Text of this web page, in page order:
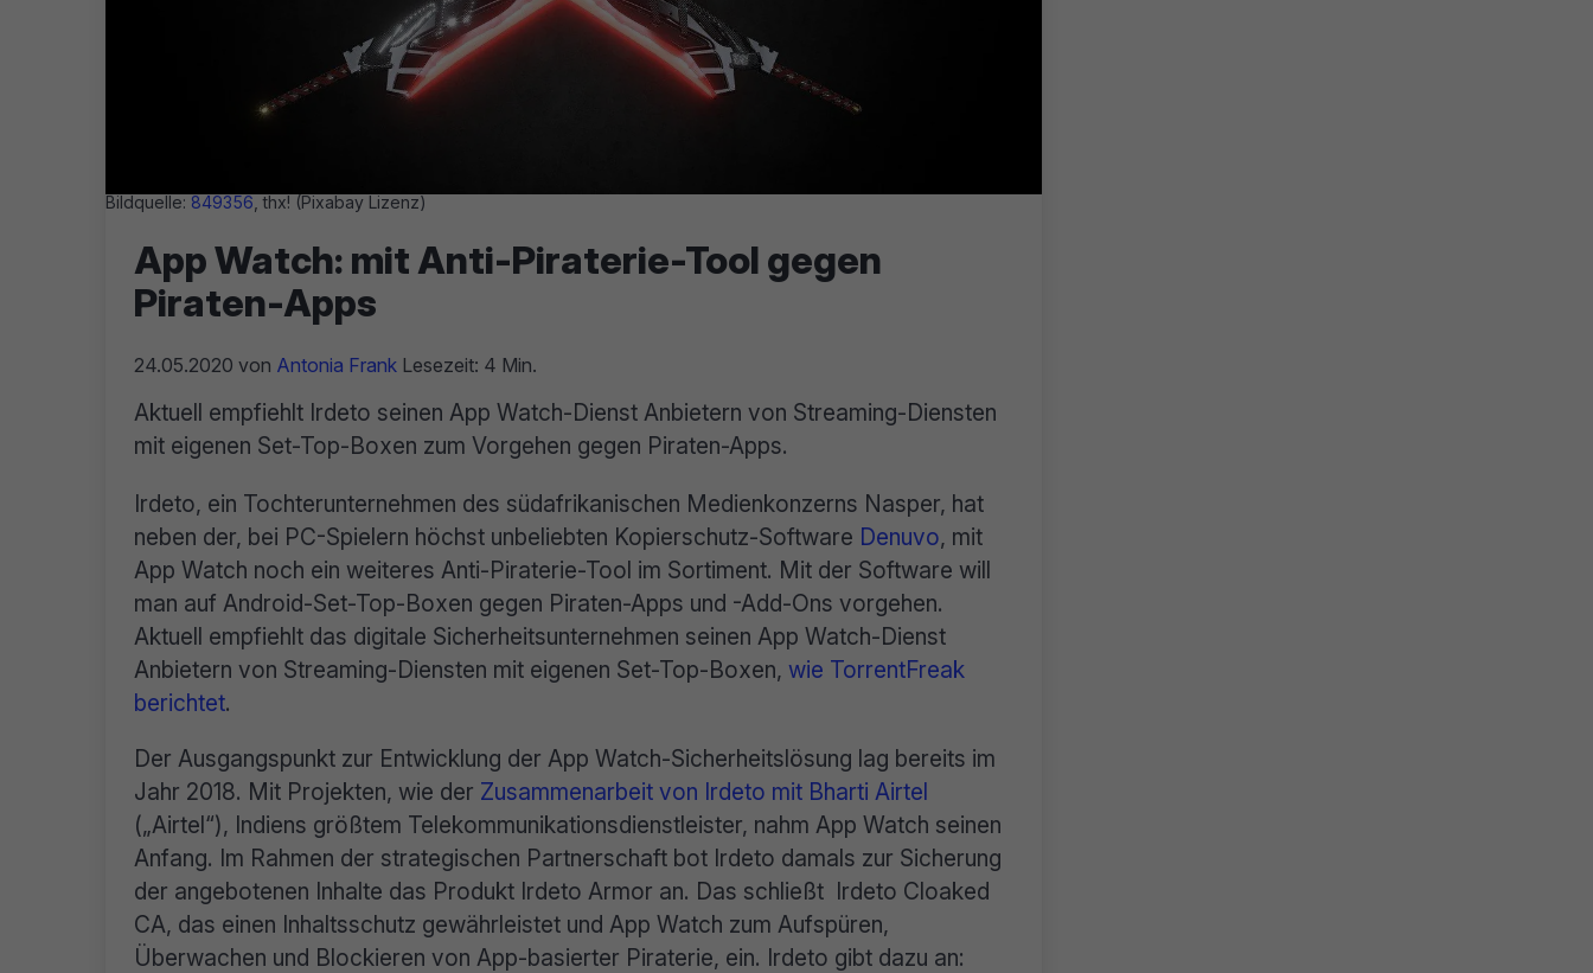
Bildquelle: 849356 , thx! (Pixabay Lizenz)
App Watch: mit Anti-Piraterie-Tool gegen
Piraten-Apps
24.05.2020 von Antonia Frank Lesezeit: 4 Min.
Aktuell empfiehlt Irdeto seinen App Watch-Dienst Anbietern von Streaming-Diensten
mit eigenen Set-Top-Boxen zum Vorgehen gegen Piraten-Apps.
Irdeto, ein Tochterunternehmen des südafrikanischen Medienkonzerns Nasper, hat
neben der, bei PC-Spielern höchst unbeliebten Kopierschutz-Software Denuvo, mit
App Watch noch ein weiteres Anti-Piraterie-Tool im Sortiment. Mit der Software will
man auf Android-Set-Top-Boxen gegen Piraten-Apps und -Add-Ons vorgehen.
Aktuell empfiehlt das digitale Sicherheitsunternehmen seinen App Watch-Dienst
Anbietern von Streaming-Diensten mit eigenen Set-Top-Boxen, wie TorrentFreak
berichtet.
Der Ausgangspunkt zur Entwicklung der App Watch-Sicherheitslösung lag bereits im
Jahr 2018. Mit Projekten, wie der Zusammenarbeit von Irdeto mit Bharti Airtel
(„Airtel“), Indiens größtem Telekommunikationsdienstleister, nahm App Watch seinen
Anfang. Im Rahmen der strategischen Partnerschaft bot Irdeto damals zur Sicherung
der angebotenen Inhalte das Produkt Irdeto Armor an. Das schließt Irdeto Cloaked
CA, das einen Inhaltsschutz gewährleistet und App Watch zum Aufspüren,
Überwachen und Blockieren von App-basierter Piraterie, ein. Irdeto gibt dazu an: